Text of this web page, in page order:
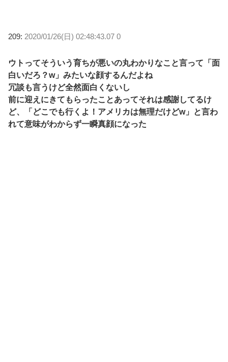
209: 2020/01/26(日) 02:48:43.07 0
ウトってそういう育ちが悪いの丸わかりなこと言って「面
白いだろ？w」みたいな顔するんだよね
冗談も言うけど全然面白くないし
前に迎えにきてもらったことあってそれは感謝してるけ
ど、「どこでも行くよ！アメリカは無理だけどw」と言わ
れて意味がわからず一瞬真顔になった